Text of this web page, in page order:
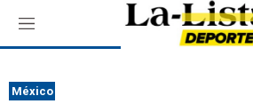
M
e
ú
México